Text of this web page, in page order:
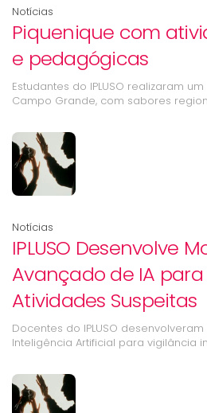
Notícias
Piquenique com
e pedagógicas
Estudantes do IPLUSO realizaram
Campo Grande, com sabores
Notícias
IPLUSO Desenvolve
Avançado de IA
Atividades Suspeitas
Docentes do IPLUSO
Inteligência Artificial para vigilância